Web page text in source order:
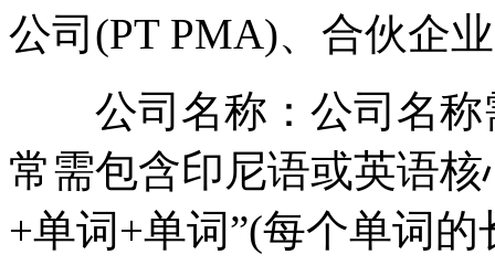
公司(PT PMA)、合伙企
公司名称：公司名称
常需包含印尼语或英语
+单词+单词”(每个单词